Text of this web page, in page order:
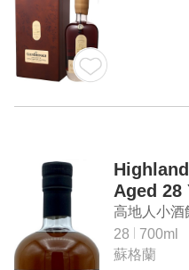
Aged 28
Whisky
高地人小酒
士忌
28
700ml
蘇格蘭